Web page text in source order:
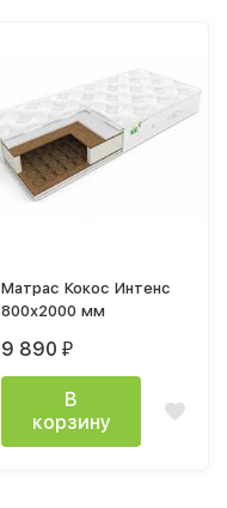
Матрас Кокос Интенс
800х2000 мм
9 890 ₽
В
корзину